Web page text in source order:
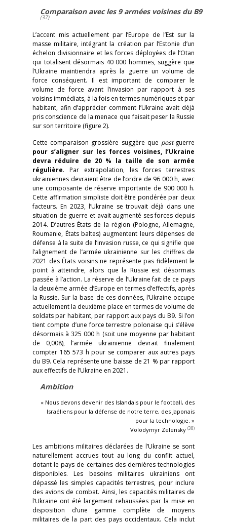
Comparaison avec les 9 armées voisines du B9
(37)
L’accent mis actuellement par l’Europe de l’Est sur la
masse militaire, intégrant la création par l’Estonie d’un
échelon divisionnaire et les forces déployées de l’Otan
qui totalisent désormais 40 000 hommes, suggère que
l’Ukraine maintiendra après la guerre un volume de
force conséquent. Il est important de comparer le
volume de force avant l’invasion par rapport à ses
voisins immédiats, à la fois en termes numériques et par
habitant, afin d’apprécier comment l’Ukraine avait déjà
pris conscience de la menace que faisait peser la Russie
sur son territoire (figure 2).
Cette comparaison grossière suggère que post-guerre
pour s’aligner sur les forces voisines, l’Ukraine
devra réduire de 20 % la taille de son armée
régulière. Par extrapolation, les forces terrestres
ukrainiennes devraient être de l’ordre de 96 000 h, avec
une composante de réserve importante de 900 000 h.
Cette affirmation simpliste doit être pondérée par deux
facteurs. En 2023, l’Ukraine se trouvait déjà dans une
situation de guerre et avait augmenté ses forces depuis
2014. D’autres États de la région (Pologne, Allemagne,
Roumanie, États baltes) augmentent leurs dépenses de
défense à la suite de l’invasion russe, ce qui signifie que
l’alignement de l’armée ukrainienne sur les chiffres de
2021 des États voisins ne représente pas fidèlement le
point à atteindre, alors que la Russie est désormais
passée à l’action. La réserve de l’Ukraine fait de ce pays
la deuxième armée d’Europe en termes d’effectifs, après
la Russie. Sur la base de ces données, l’Ukraine occupe
actuellement la deuxième place en termes de volume de
soldats par habitant, par rapport aux pays du B9. Si l’on
tient compte d’une force terrestre polonaise qui s’élève
désormais à 325 000 h (soit une moyenne par habitant
de 0,008), l’armée ukrainienne devrait finalement
compter 165 573 h pour se comparer aux autres pays
du B9. Cela représente une baisse de 21 % par rapport
aux effectifs de l’Ukraine en 2021.
Ambition
« Nous devons devenir des Islandais pour le football, des
Israéliens pour la défense de notre terre, des Japonais
pour la technologie. »
Volodymyr Zelensky (38)
Les ambitions militaires déclarées de l’Ukraine se sont
naturellement accrues tout au long du conflit actuel,
dotant le pays de certaines des dernières technologies
disponibles. Les besoins militaires ukrainiens ont
dépassé les simples capacités terrestres, pour inclure
des avions de combat. Ainsi, les capacités militaires de
l’Ukraine ont été largement rehaussées par la mise en
disposition d’une gamme complète de moyens
militaires de la part des pays occidentaux. Cela inclut